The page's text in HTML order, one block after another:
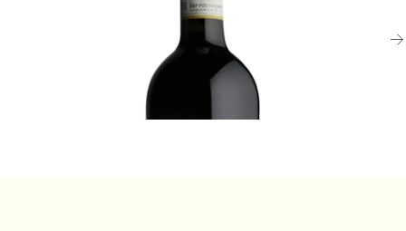
飲み頃だが熟成可能
¥4,840 (税込) - 750ml